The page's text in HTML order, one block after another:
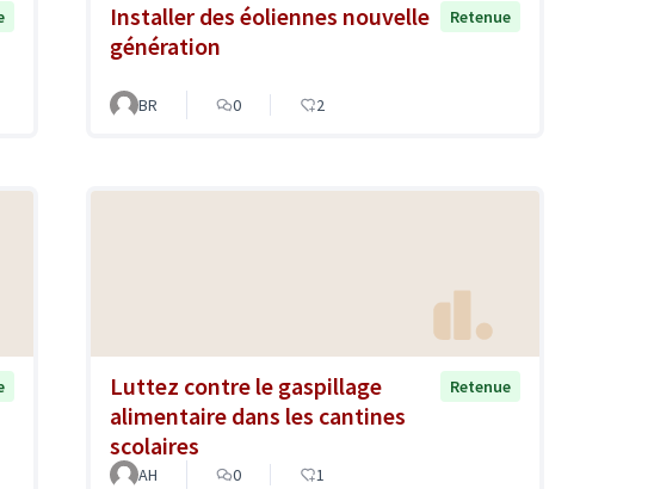
Installer des éoliennes nouvelle
génération
Retenue
BR 0 2
Luttez contre le gaspillage
alimentaire dans les cantines
scolaires
Retenue
AH 0 1